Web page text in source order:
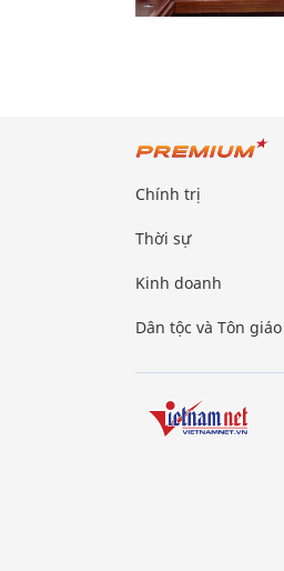
Chính trị
Thời sự
Kinh doanh
Dân tộc và Tôn giáo